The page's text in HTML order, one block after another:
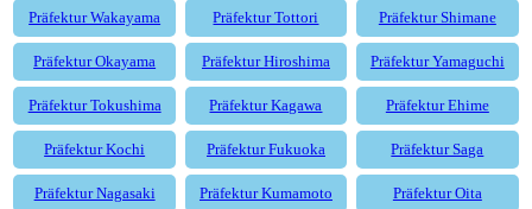
Präfektur Wakayama Präfektur Tottori Präfektur Shimane
Präfektur Okayama Präfektur Hiroshima Präfektur Yamaguchi
Präfektur Tokushima Präfektur Kagawa Präfektur Ehime
Präfektur Kochi Präfektur Fukuoka Präfektur Saga
Präfektur Nagasaki Präfektur Kumamoto Präfektur Oita